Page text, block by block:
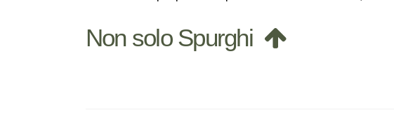
Non solo Spurghi